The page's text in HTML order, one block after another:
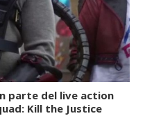
parte del live action
Kill the Justice